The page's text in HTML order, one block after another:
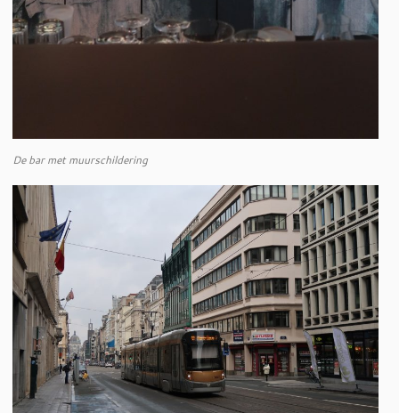
De bar met muurschildering